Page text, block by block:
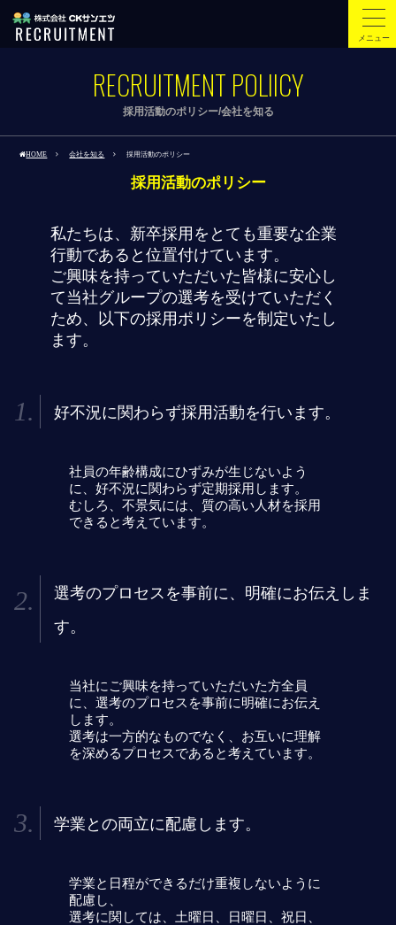
メニュー
RECRUITMENT POLIICY
採用活動のポリシー/会社を知る
HOME 会社を知る 採用活動のポリシー
採用活動のポリシー
私たちは、新卒採用をとても重要な企業
行動であると位置付けています。
ご興味を持っていただいた皆様に安心し
て当社グループの選考を受けていただく
ため、以下の採用ポリシーを制定いたし
ます。
好不況に関わらず採用活動を行います。
社員の年齢構成にひずみが生じないよう
に、好不況に関わらず定期採用します。
むしろ、不景気には、質の高い人材を採用
できると考えています。
選考のプロセスを事前に、 明確にお伝えしま
す。
当社にご興味を持っていただいた方全員
に、選考のプロセスを事前に明確にお伝え
します。
選考は一方的なものでなく、お互いに理解
を深めるプロセスであると考えています。
学業との両立に配慮します。
学業と日程ができるだけ重複しないように
配慮し、
選考に関しては、土曜日、日曜日、祝日、